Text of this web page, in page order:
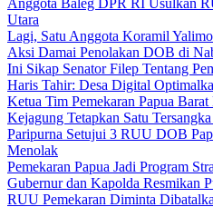
Anggota Baleg DPR RI Usulkan
Utara
Lagi, Satu Anggota Koramil
Aksi Damai Penolakan DOB di
Ini Sikap Senator Filep Tentang
Haris Tahir: Desa Digital
Ketua Tim Pemekaran Papua
Kejagung Tetapkan Satu
Paripurna Setujui 3 RUU DOB
Menolak
Pemekaran Papua Jadi Program
Gubernur dan Kapolda Resmikan
RUU Pemekaran Diminta